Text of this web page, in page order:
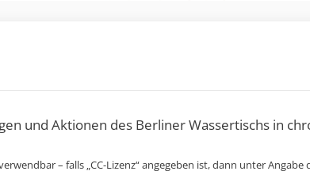
und Aktionen des Berliner Wassertischs in
– falls „CC-Lizenz“ angegeben ist, dann unter Angabe